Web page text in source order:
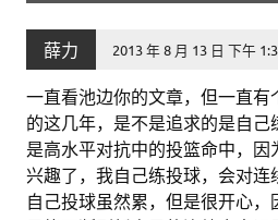
薛力 2013 年 8 月 13 日 下午
一直看池边你的文章，但一直
的这几年，是不是追求的是自
是高水平对抗中的投篮命中，
兴趣了，我自己练投球，会对连
自己投球虽然累，但是很开心